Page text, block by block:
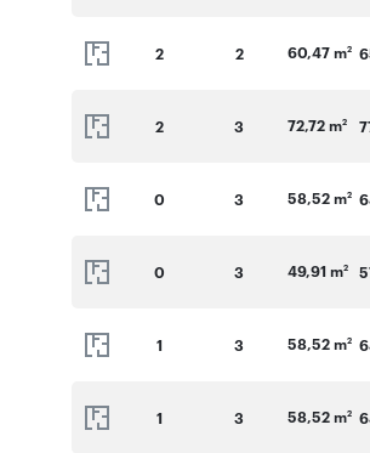
2 2 60,47 m2
2 3 72,72 m2
0 3 58,52 m2
0 3 49,91 m2
1 3 58,52 m2
1 3 58,52 m2